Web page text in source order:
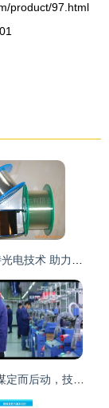
product/97.html